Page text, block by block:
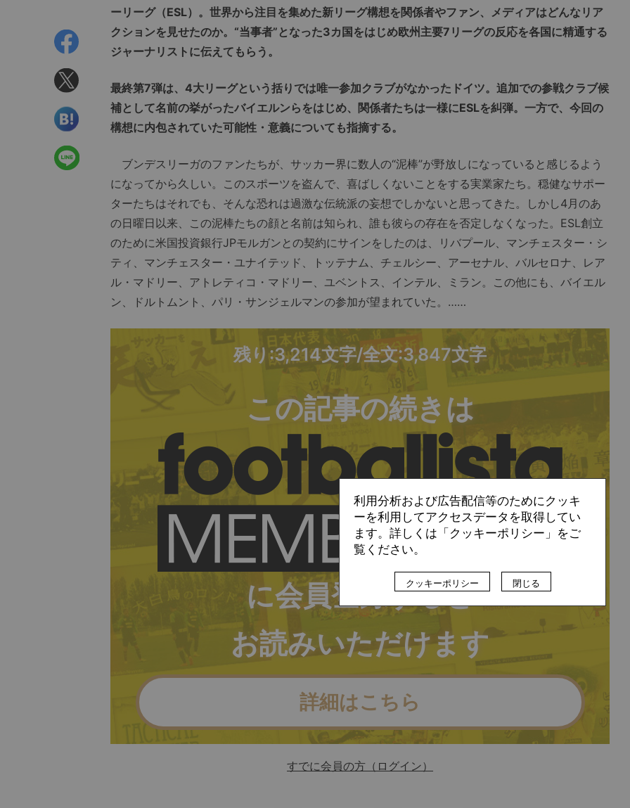
ーリーグ（ESL）。世界から注目を集めた新リーグ構想を関係者やファン、メディアはどんなリア
クションを見せたのか。“当事者”となった3カ国をはじめ欧州主要7リーグの反応を各国に精通する
ジャーナリストに伝えてもらう。
最終第7弾は、4大リーグという括りでは唯一参加クラブがなかったドイツ。追加での参戦クラブ候
補として名前の挙がったバイエルンらをはじめ、関係者たちは一様にESLを糾弾。一方で、今回の
構想に内包されていた可能性・意義についても指摘する。
ブンデスリーガのファンたちが、サッカー界に数人の“泥棒”が野放しになっていると感じるよう
になってから久しい。このスポーツを盗んで、喜ばしくないことをする実業家たち。穏健なサポー
ターたちはそれでも、そんな恐れは過激な伝統派の妄想でしかないと思ってきた。しかし4月のあ
の日曜日以来、この泥棒たちの顔と名前は知られ、誰も彼らの存在を否定しなくなった。ESL創立
のために米国投資銀行JPモルガンとの契約にサインをしたのは、リバプール、マンチェスター・シ
ティ、マンチェスター・ユナイテッド、トッテナム、チェルシー、アーセナル、バルセロナ、レア
ル・マドリー、アトレティコ・マドリー、ユベントス、インテル、ミラン。この他にも、バイエル
ン、ドルトムント、パリ・サンジェルマンの参加が望まれていた。……
残り:3,214文字/全文:3,847文字
この記事の続きは
に会員登録すると
お読みいただけます
詳細はこちら
すでに会員の方（ログイン）
利用分析および広告配信等のためにクッキ
ーを利用してアクセスデータを取得してい
ます。詳しくは「クッキーポリシー」をご
覧ください。
クッキーポリシー 閉じる